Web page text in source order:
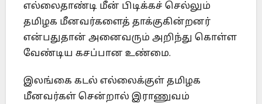
எல்லைதாண்டி மீன் பிடிக்கச் செல்லும்
தமிழக மீனவர்களைத் தாக்குகின்றனர்
என்பதுதான் அனைவரும் அறிந்து கொள்ள
வேண்டிய கசப்பான உண்மை.
இலங்கை கடல் எல்லைக்குள் தமிழக
மீனவர்கள் சென்றால் இராணுவம்